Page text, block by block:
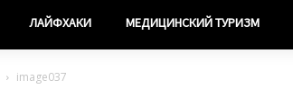
ЛАЙФХАКИ МЕДИЦИНСКИЙ ТУРИЗМ
image037